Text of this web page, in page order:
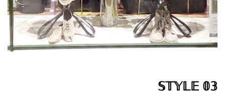
𝕊𝕋𝕐𝕃𝔼 𝟘𝟛